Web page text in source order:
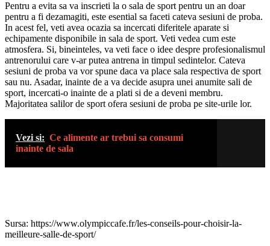
Pentru a evita sa va inscrieti la o sala de sport pentru un an doar
pentru a fi dezamagiti, este esential sa faceti cateva sesiuni de proba.
In acest fel, veti avea ocazia sa incercati diferitele aparate si
echipamente disponibile in sala de sport. Veti vedea cum este
atmosfera. Si, bineinteles, va veti face o idee despre profesionalismul
antrenorului care v-ar putea antrena in timpul sedintelor. Cateva
sesiuni de proba va vor spune daca va place sala respectiva de sport
sau nu. Asadar, inainte de a va decide asupra unei anumite sali de
sport, incercati-o inainte de a plati si de a deveni membru.
Majoritatea salilor de sport ofera sesiuni de proba pe site-urile lor.
Vezi si: Ce alimente ar trebui sa consumi
inainte de sala
Sursa: https://www.olympiccafe.fr/les-conseils-pour-choisir-la-
meilleure-salle-de-sport/